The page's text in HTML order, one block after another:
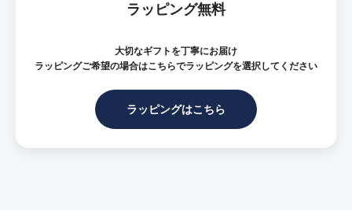
ラッピング無料
大切なギフトを丁寧にお届け
ラッピングご希望の場合はこちらでラッピングを選択してください
ラッピングはこちら